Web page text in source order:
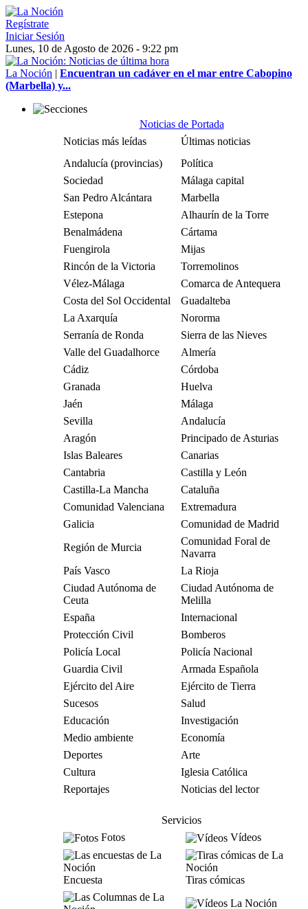
Regístrate
Iniciar Sesión
Lunes, 10 de Agosto de 2026 - 9:22 pm
La Noción | Encuentran un cadáver en el mar entre Cabopino
(Marbella) y...
Noticias de Portada
Noticias más leídas
Últimas noticias
Andalucía (provincias)
Política
Sociedad
Málaga capital
San Pedro Alcántara
Marbella
Estepona
Alhaurín de la Torre
Benalmádena
Cártama
Fuengirola
Mijas
Rincón de la Victoria
Torremolinos
Vélez-Málaga
Comarca de Antequera
Costa del Sol Occidental
Guadalteba
La Axarquía
Nororma
Serranía de Ronda
Sierra de las Nieves
Valle del Guadalhorce
Almería
Cádiz
Córdoba
Granada
Huelva
Jaén
Málaga
Sevilla
Andalucía
Aragón
Principado de Asturias
Islas Baleares
Canarias
Cantabria
Castilla y León
Castilla-La Mancha
Cataluña
Comunidad Valenciana
Extremadura
Galicia
Comunidad de Madrid
Región de Murcia
Comunidad Foral de
Navarra
País Vasco
La Rioja
Ciudad Autónoma de
Ceuta
Ciudad Autónoma de
Melilla
España
Internacional
Protección Civil
Bomberos
Policía Local
Policía Nacional
Guardia Civil
Armada Española
Ejército del Aire
Ejército de Tierra
Sucesos
Salud
Educación
Investigación
Medio ambiente
Economía
Deportes
Arte
Cultura
Iglesia Católica
Reportajes
Noticias del lector
Servicios
Fotos
Vídeos
Encuesta Tiras cómicas